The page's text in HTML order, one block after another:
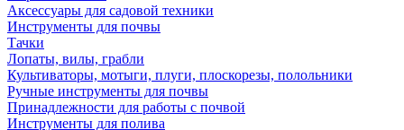
Аксессуары для садовой техники
Инструменты для почвы
Тачки
Лопаты, вилы, грабли
Культиваторы, мотыги, плуги, плоскорезы, полольники
Ручные инструменты для почвы
Принадлежности для работы с почвой
Инструменты для полива